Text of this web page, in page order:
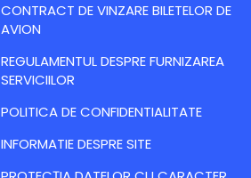
CONTRACT DE VINZARE BILETELOR DE
AVION
REGULAMENTUL DESPRE FURNIZAREA
SERVICIILOR
POLITICA DE CONFIDENTIALITATE
INFORMATIE DESPRE SITE